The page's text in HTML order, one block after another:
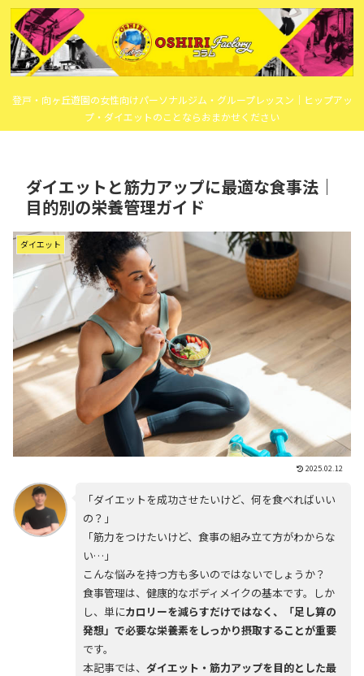
登戸・向ヶ丘遊園の女性向けパーソナルジム・グループレッスン｜ヒップアッ
プ・ダイエットのことならおまかせください
ダイエットと筋力アップに最適な食事法｜
目的別の栄養管理ガイド
ダイエット
2025.02.12
「ダイエットを成功させたいけど、何を食べればいい
の？」
「筋力をつけたいけど、食事の組み立て方がわからな
い…」
こんな悩みを持つ方も多いのではないでしょうか？
食事管理は、健康的なボディメイクの基本です。しか
し、単にカロリーを減らすだけではなく、「足し算の
発想」で必要な栄養素をしっかり摂取することが重要
です。
本記事では、 ダイエット・筋力アップを目的とした最